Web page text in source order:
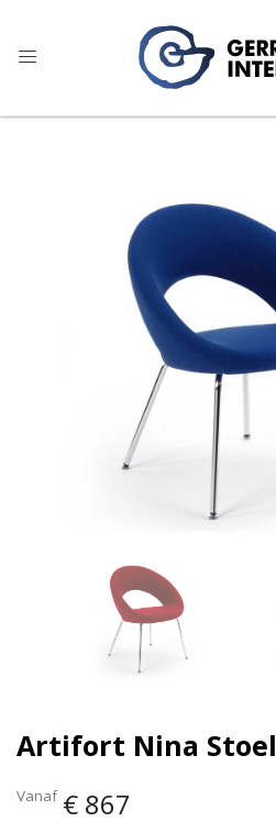
9
Artifort Nina Stoel
Vanaf € 867